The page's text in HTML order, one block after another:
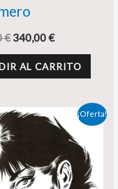
€ 340,00€
AL CARRITO
¡Oferta!
El
precio
original
era:
350,00 €.
precio
actual
es:
330,00 €.